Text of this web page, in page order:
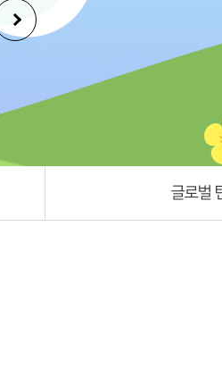
글로벌